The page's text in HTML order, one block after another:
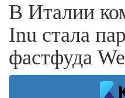
В Италии
Inu стала
фастфуда